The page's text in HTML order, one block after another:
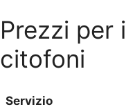
Prezzi per
citofoni
Servizio